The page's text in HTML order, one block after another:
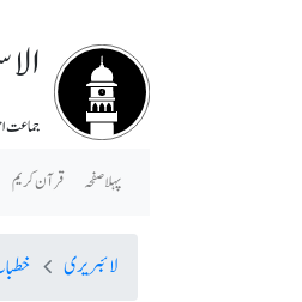
جماعت
پہلا صفحہ قرآن کریم
لائبریری